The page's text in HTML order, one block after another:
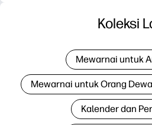
Koleksi
Mewarnai untuk
Mewarnai untuk Orang
Kalender dan